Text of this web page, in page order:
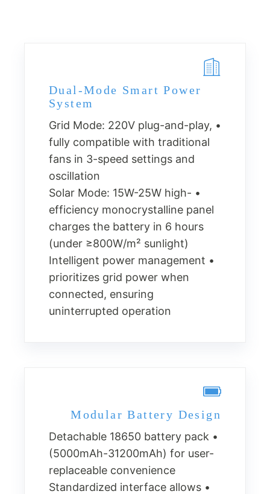
Dual-Mode Smart Power
System
• Grid Mode: 220V plug-and-play,
fully compatible with traditional
fans in 3-speed settings and
oscillation
• Solar Mode: 15W-25W high-
efficiency monocrystalline panel
charges the battery in 6 hours
(under ≥800W/m² sunlight)
• Intelligent power management
prioritizes grid power when
connected, ensuring
uninterrupted operation
Modular Battery Design
• Detachable 18650 battery pack
(5000mAh-31200mAh) for user-
replaceable convenience
• Standardized interface allows